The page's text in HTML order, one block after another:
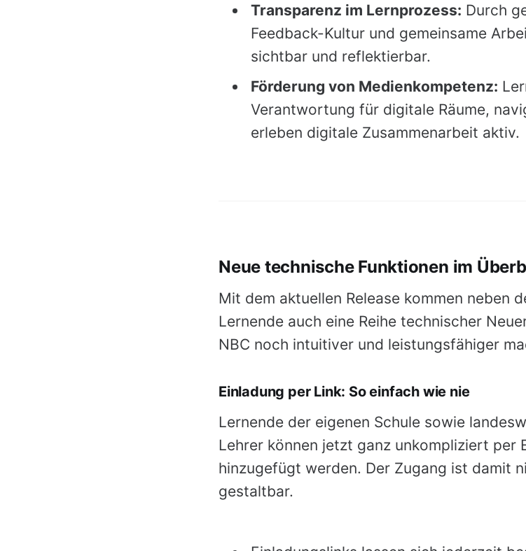
Transparenz im Lernprozess: Durch
Feedback-Kultur und gemeinsame
sichtbar und reflektierbar.
Förderung von Medienkompetenz:
Verantwortung für digitale Räume,
erleben digitale Zusammenarbeit aktiv.
Neue technische Funktionen im
Mit dem aktuellen Release kommen neben
Lernende auch eine Reihe technischer
NBC noch intuitiver und leistungsfähiger
Einladung per Link: So einfach wie nie
Lernende der eigenen Schule sowie
Lehrer können jetzt ganz unkompliziert per
hinzugefügt werden. Der Zugang ist damit
gestaltbar.